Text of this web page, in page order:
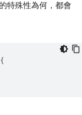
特殊性為何，都會
{